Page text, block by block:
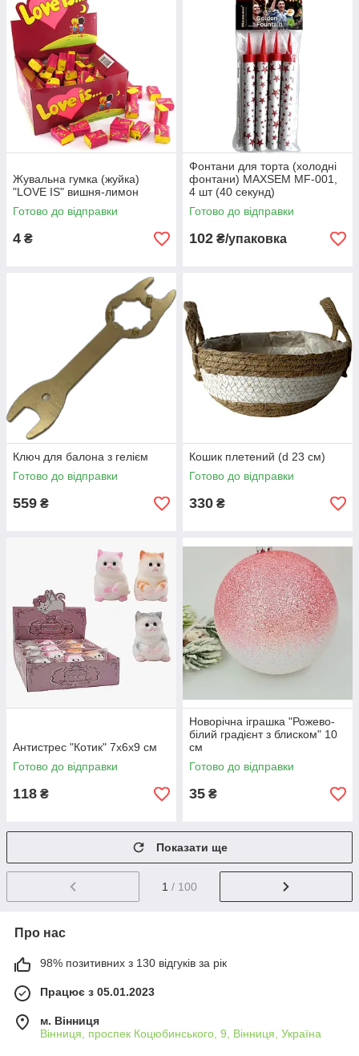
Жувальна гумка (жуйка)
"LOVE IS" вишня-лимон
Готово до відправки
4 ₴
Фонтани для торта (холодні
фонтани) MAXSEM MF-001,
4 шт (40 секунд)
Готово до відправки
102 ₴/упаковка
Ключ для балона з гелієм
Готово до відправки
559 ₴
Кошик плетений (d 23 см)
Готово до відправки
330 ₴
Антистрес "Котик" 7х6х9 см
Готово до відправки
118 ₴
Новорічна іграшка "Рожево-
білий градієнт з блиском" 10
см
Готово до відправки
35 ₴
Показати ще
1 / 100
Про нас
98% позитивних з 130 відгуків за рік
Працює з 05.01.2023
м. Вінниця
Вінниця, проспек Коцюбинського, 9, Вінниця, Україна